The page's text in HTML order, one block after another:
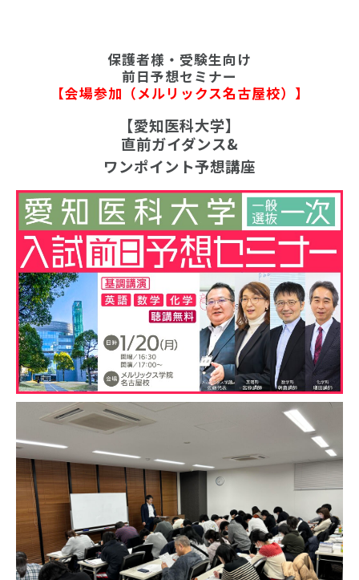
保護者様・受験生向け
前日予想セミナー
【会場参加（メルリックス名古屋校）】
【愛知医科大学】
直前ガイダンス&
ワンポイント予想講座